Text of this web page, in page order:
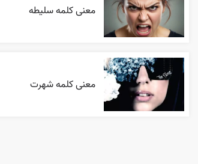
معنی کلمه سلیطه
معنی کلمه شهرت